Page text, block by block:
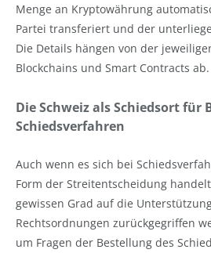
Menge an Kryptowährung
Partei transferiert und der
Die Details hängen von der
Blockchains und Smart Contracts ab.
Die Schweiz als Schiedsort für
Schiedsverfahren
Auch wenn es sich bei
Form der Streitentscheidung
gewissen Grad auf die
Rechtsordnungen zurückgegriffen
um Fragen der Bestellung des